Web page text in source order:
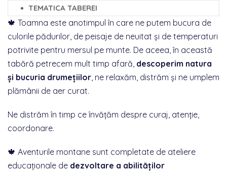
TEMATICA TABEREI
🍁 Toamna este anotimpul în care ne putem bucura de
culorile pădurilor, de peisaje de neuitat și de temperaturi
potrivite pentru mersul pe munte. De aceea, în această
tabără petrecem mult timp afară, descoperim natura
și bucuria drumețiilor, ne relaxăm, distrăm și ne umplem
plămânii de aer curat.
Ne distrăm în timp ce învățăm despre curaj, atenție,
coordonare.
🍁 Aventurile montane sunt completate de ateliere
educaționale de dezvoltare a abilităților